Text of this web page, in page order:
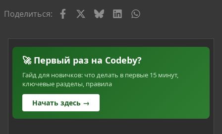
Поделиться: FacebookBlueskyLinkedInWhatsApp
🚀 Первый раз на Codeby?
Гайд для новичков: что делать в первые 15 минут,
ключевые разделы, правила
Начать здесь →